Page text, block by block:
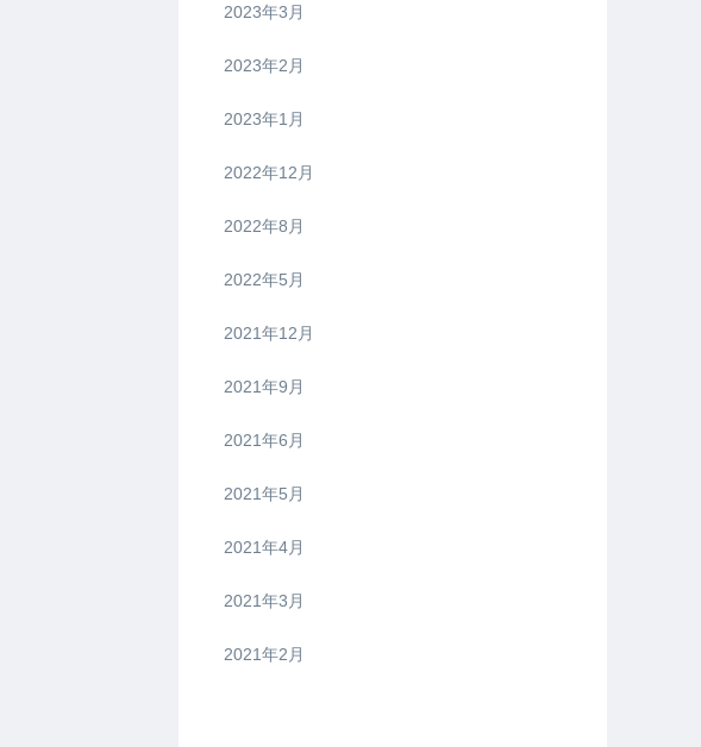
2023年3月
2023年2月
2023年1月
2022年12月
2022年8月
2022年5月
2021年12月
2021年9月
2021年6月
2021年5月
2021年4月
2021年3月
2021年2月